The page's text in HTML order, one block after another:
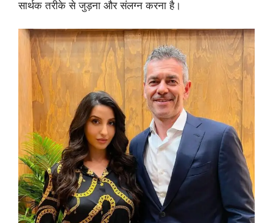
सार्थक तरीके से जुड़ना और संलग्न करना है।